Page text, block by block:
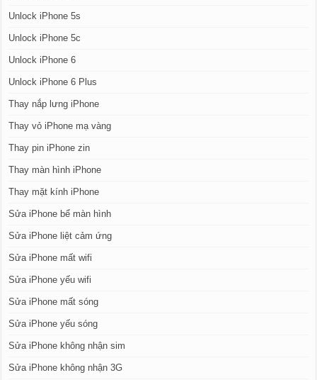
Unlock iPhone 5s
Unlock iPhone 5c
Unlock iPhone 6
Unlock iPhone 6 Plus
Thay nắp lưng iPhone
Thay vỏ iPhone mạ vàng
Thay pin iPhone zin
Thay màn hình iPhone
Thay mặt kính iPhone
Sửa iPhone bể màn hình
Sửa iPhone liệt cảm ứng
Sửa iPhone mất wifi
Sửa iPhone yếu wifi
Sửa iPhone mất sóng
Sửa iPhone yếu sóng
Sửa iPhone không nhận sim
Sửa iPhone không nhận 3G